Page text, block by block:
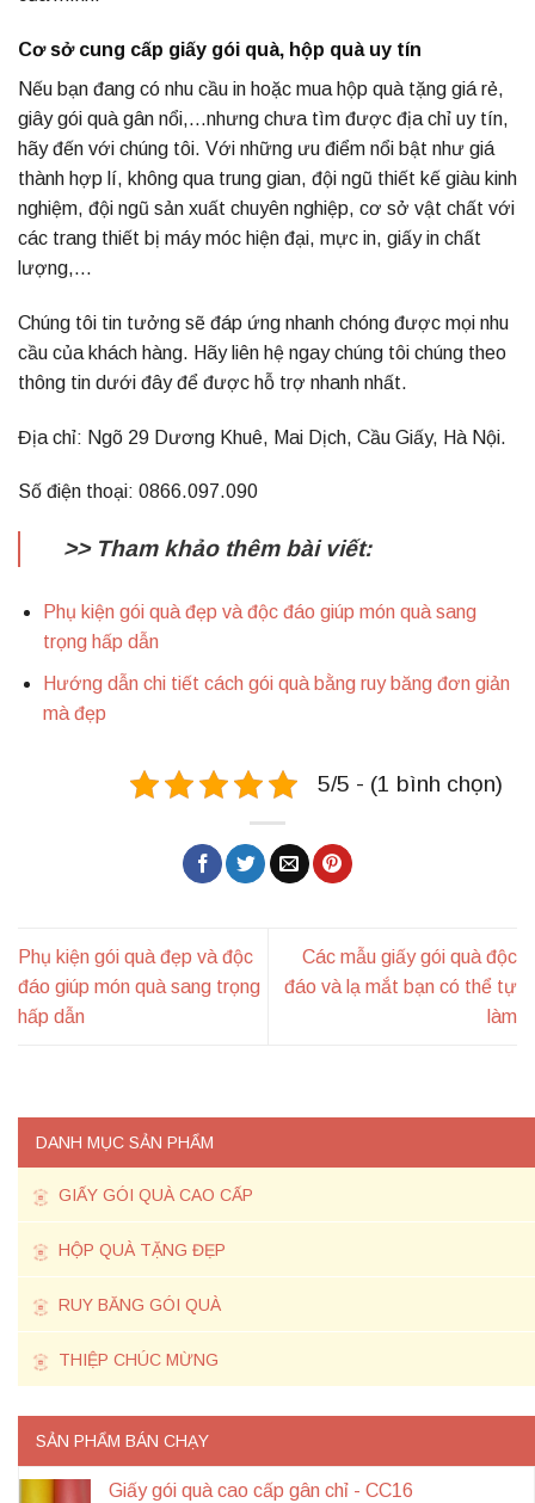
DANH MỤC SẢN PHẨM
GIẤY GÓI QUÀ CAO CẤP
HỘP QUÀ TẶNG ĐẸP
RUY BĂNG GÓI QUÀ
THIỆP CHÚC MỪNG
SẢN PHẨM BÁN CHẠY
Giấy gói quà cao cấp gân chỉ - CC16
Cơ sở cung cấp giấy gói quà, hộp quà uy tín
Nếu bạn đang có nhu cầu in hoặc mua hộp quà tặng giá rẻ,
giây gói quà gân nổi,…nhưng chưa tìm được địa chỉ uy tín,
hãy đến với chúng tôi. Với những ưu điểm nổi bật như giá
thành hợp lí, không qua trung gian, đội ngũ thiết kế giàu kinh
nghiệm, đội ngũ sản xuất chuyên nghiệp, cơ sở vật chất với
các trang thiết bị máy móc hiện đại, mực in, giấy in chất
lượng,…
Chúng tôi tin tưởng sẽ đáp ứng nhanh chóng được mọi nhu
cầu của khách hàng. Hãy liên hệ ngay chúng tôi chúng theo
thông tin dưới đây để được hỗ trợ nhanh nhất.
Địa chỉ: Ngõ 29 Dương Khuê, Mai Dịch, Cầu Giấy, Hà Nội.
Số điện thoại: 0866.097.090
>> Tham khảo thêm bài viết:
Phụ kiện gói quà đẹp và độc đáo giúp món quà sang
trọng hấp dẫn
Hướng dẫn chi tiết cách gói quà bằng ruy băng đơn giản
mà đẹp
5/5 - (1 bình chọn)
Phụ kiện gói quà đẹp và độc
đáo giúp món quà sang trọng
hấp dẫn
Các mẫu giấy gói quà độc
đáo và lạ mắt bạn có thể tự
làm